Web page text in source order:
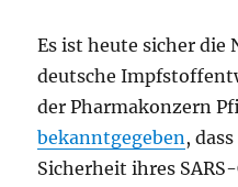
Es ist heute sicher die
deutsche
der Pharmakonzern
bekanntgegeben,
Sicherheit ihres